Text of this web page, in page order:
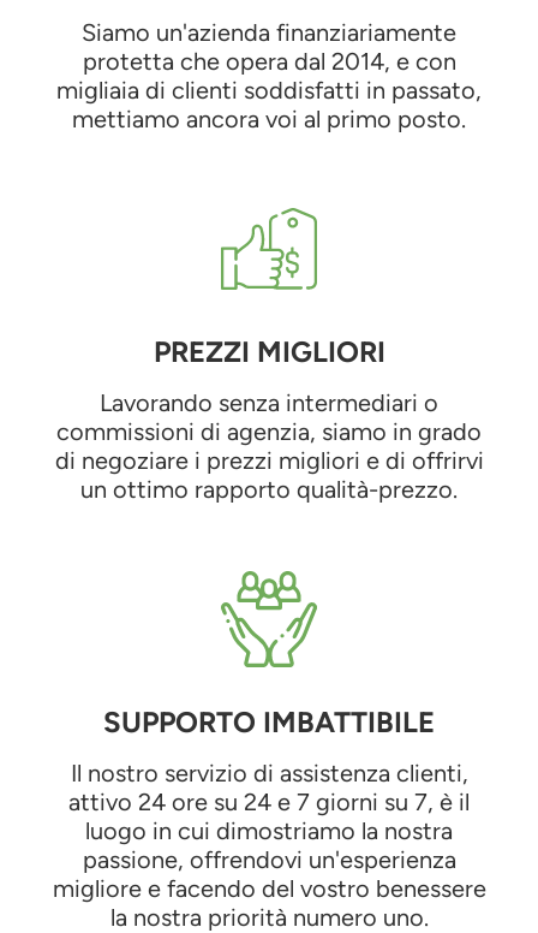
Siamo un'azienda finanziariamente
protetta che opera dal 2014, e con
migliaia di clienti soddisfatti in passato,
mettiamo ancora voi al primo posto.
PREZZI MIGLIORI
Lavorando senza intermediari o
commissioni di agenzia, siamo in grado
di negoziare i prezzi migliori e di offrirvi
un ottimo rapporto qualità-prezzo.
SUPPORTO IMBATTIBILE
Il nostro servizio di assistenza clienti,
attivo 24 ore su 24 e 7 giorni su 7, è il
luogo in cui dimostriamo la nostra
passione, offrendovi un'esperienza
migliore e facendo del vostro benessere
la nostra priorità numero uno.